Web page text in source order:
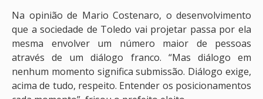
Na opinião de Mario Costenaro, o desenvolvimento
que a sociedade de Toledo vai projetar passa por ela
mesma envolver um número maior de pessoas
através de um diálogo franco. “Mas diálogo em
nenhum momento significa submissão. Diálogo exige,
acima de tudo, respeito. Entender os posicionamentos